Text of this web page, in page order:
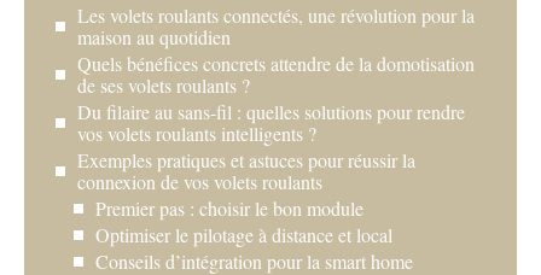
Les volets roulants connectés, une révolution pour la
maison au quotidien
Quels bénéfices concrets attendre de la domotisation
de ses volets roulants ?
Du filaire au sans-fil : quelles solutions pour rendre
vos volets roulants intelligents ?
Exemples pratiques et astuces pour réussir la
connexion de vos volets roulants
Premier pas : choisir le bon module
Optimiser le pilotage à distance et local
Conseils d’intégration pour la smart home